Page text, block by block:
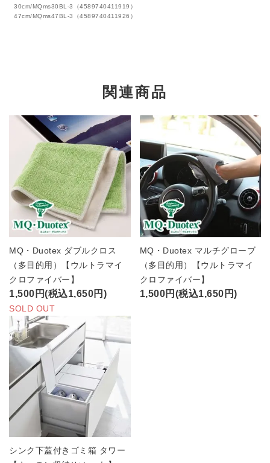
30cm/MQms30BL-3（4589740411919）
47cm/MQms47BL-3（4589740411926）
関連商品
MQ・Duotex ダブルクロス
（多目的用）【ウルトラマイ
クロファイバー】
1,500円(税込1,650円)
SOLD OUT
MQ・Duotex マルチグローブ
（多目的用）【ウルトラマイ
クロファイバー】
1,500円(税込1,650円)
シンク下蓋付きゴミ箱 タワー